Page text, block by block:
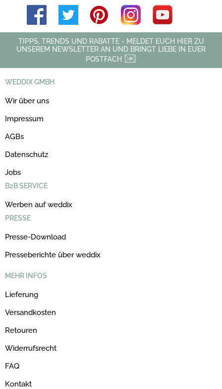
TIPPS, TRENDS UND RABATTE - MELDET EUCH HIER ZU
UNSEREM NEWSLETTER AN UND BRINGT LIEBE IN EUER
POSTFACH
WEDDIX GMBH
Wir über uns
Impressum
AGBs
Datenschutz
Jobs
B2B SERVICE
Werben auf weddix
PRESSE
Presse-Download
Presseberichte über weddix
MEHR INFOS
Lieferung
Versandkosten
Retouren
Widerrufsrecht
FAQ
Kontakt